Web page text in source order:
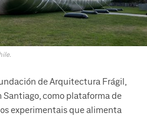
de Arquitectura Frágil,
Santiago, como plataforma de
experimentais que alimenta